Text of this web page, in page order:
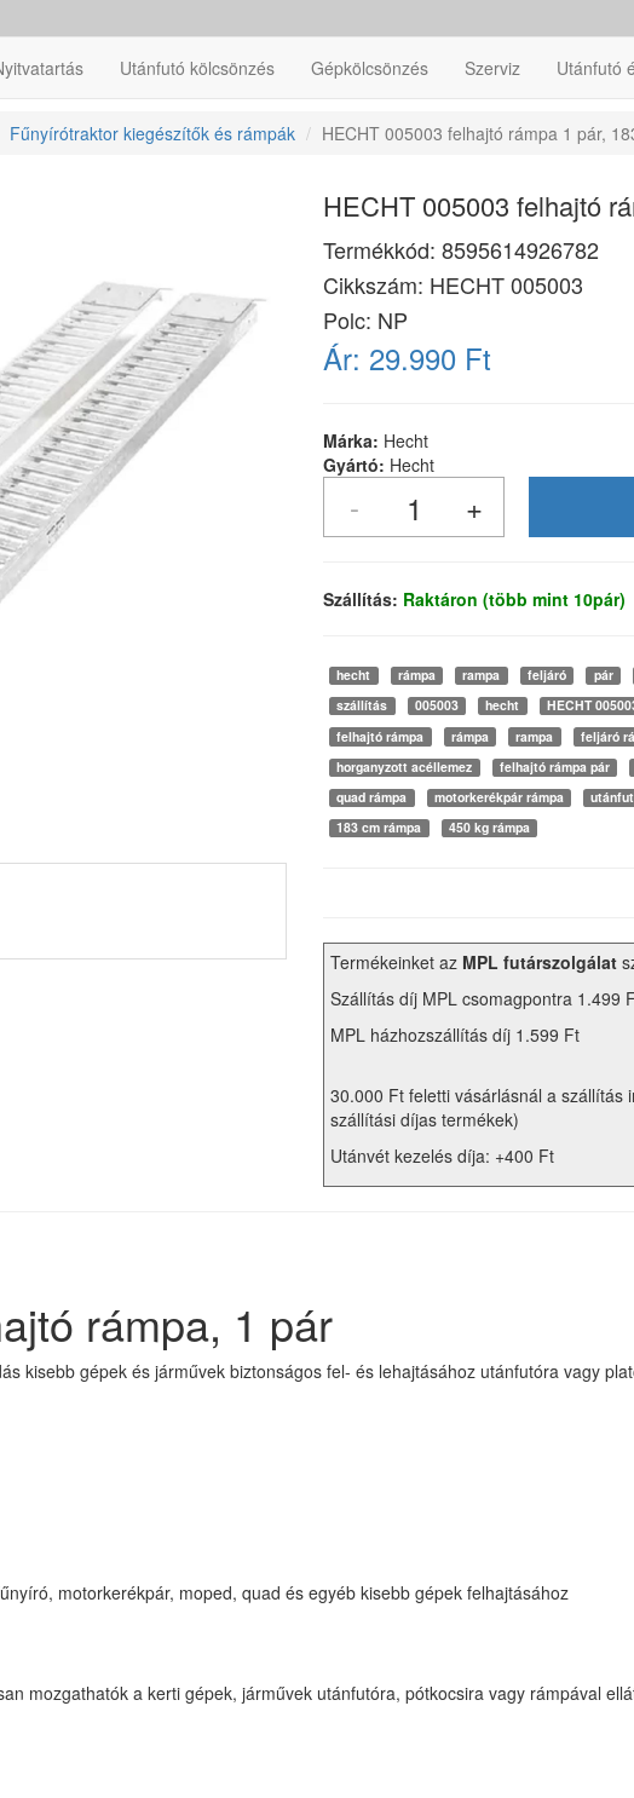
Utánfutó kölcsönzés Gépkölcsönzés Szerviz Utánfutó
Fűnyírótraktor kiegészítők és rámpák HECHT 005003 felhajtó rámpa 1 pár,
HECHT 005003 felhajtó
Termékkód: 8595614926782
Cikkszám: HECHT 005003
Polc: NP
Ár: 29.990 Ft
Márka: Hecht
Gyártó: Hecht
Szállítás: Raktáron (több mint 10pár)
hecht rámpa rampa feljáró pár
szállítás
005003 hecht HECHT
felhajtó rámpa
rámpa rampa feljáró
horganyzott acéllemez
felhajtó rámpa pár
quad rámpa
motorkerékpár rámpa
183 cm rámpa
450 kg rámpa
Termékeinket az MPL futárszolgálat
Szállítás díj MPL csomagpontra 1.499
MPL házhozszállítás díj 1.599 Ft
30.000 Ft feletti vásárlásnál a szállítás
szállítási díjas termékek)
Utánvét kezelés díja: +400 Ft
rámpa, 1 pár
kisebb gépek és járművek biztonságos fel- és lehajtásához utánfutóra vagy
motorkerékpár, moped, quad és egyéb kisebb gépek felhajtásához
mozgathatók a kerti gépek, járművek utánfutóra, pótkocsira vagy rámpával